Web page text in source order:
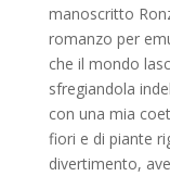
manoscritto
romanzo per
che il mondo
sfregiandola
con una mia
fiori e di piante
divertimento,